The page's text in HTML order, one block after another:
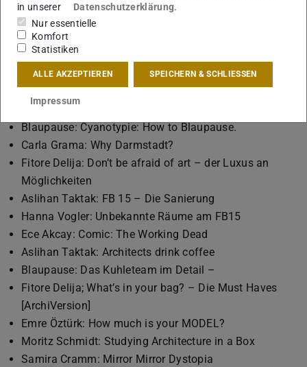
Fachbereichs BILDNERISCHES GESTALTEN offen. Es
werden Magazinbeitrags-Vorschläge für das Magazin
gesucht, die anschließend in der Redaktion diskutiert
werden.
Die Beiträge der 2. Ausgabe:
Franka Wolf: Lei.den.schaft? Eine Ode an das Blau
Blaupause: Cyanotypie: How to Blaupause.
Carla Grama: Why Darmstadt?
Fitore Delija: Don’t be afraid of art – der Luxus an
Möglichkeiten
Aslihan Taktak: FB 15 – Die Sanierung
Hanna Vogler: Unbekannte Räume am FB15
Ece Akcay: Comic: The Working Dead
Aslihan Taktak: Architects drink coffee
Blaupause: Das Kuhleteam im Detail –
Fitore Delija; What’s in your bag? – Die Must Haves
[ArchiVersion]
Emre Öztürk: How much is your MODEL?
Moritz Schmidt: Studying Architecture in a Box
Samira Cramm: Mirror Mirror Dystopia
in unserer
Datenschutzerklärung.
Nur essentielle
Komfort
Statistiken
ALLE AKZEPTIEREN SPEICHERN & SCHLIESSEN
Impressum